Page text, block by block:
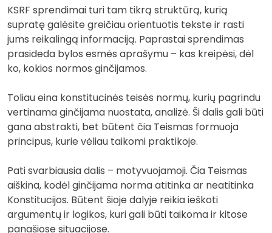
KSRF sprendimai turi tam tikrą struktūrą, kurią
supratę galėsite greičiau orientuotis tekste ir rasti
jums reikalingą informaciją. Paprastai sprendimas
prasideda bylos esmės aprašymu – kas kreipėsi, dėl
ko, kokios normos ginčijamos.
Toliau eina konstitucinės teisės normų, kurių pagrindu
vertinama ginčijama nuostata, analizė. Ši dalis gali būti
gana abstrakti, bet būtent čia Teismas formuoja
principus, kurie vėliau taikomi praktikoje.
Pati svarbiausia dalis – motyvuojamoji. Čia Teismas
aiškina, kodėl ginčijama norma atitinka ar neatitinka
Konstitucijos. Būtent šioje dalyje reikia ieškoti
argumentų ir logikos, kuri gali būti taikoma ir kitose
panašiose situacijose.